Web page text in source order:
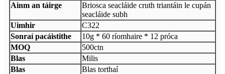
Ainm an táirge
Briosca seacláide cruth triantáin le cupán
seacláide subh
Uimhir
C322
Sonraí pacáistithe
10g * 60 ríomhaire * 12 próca
MOQ
500ctn
Blas
Milis
Blas
Blas torthaí